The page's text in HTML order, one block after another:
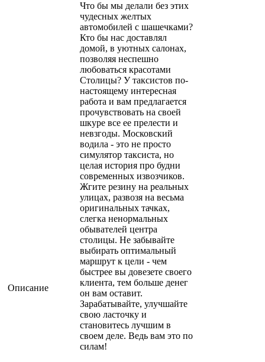
Описание
Что бы мы делали без этих
чудесных желтых
автомобилей с шашечками?
Кто бы нас доставлял
домой, в уютных салонах,
позволяя неспешно
любоваться красотами
Столицы? У таксистов по-
настоящему интересная
работа и вам предлагается
прочувствовать на своей
шкуре все ее прелести и
невзгоды. Московский
водила - это не просто
симулятор таксиста, но
целая история про будни
современных извозчиков.
Жгите резину на реальных
улицах, развозя на весьма
оригинальных тачках,
слегка ненормальных
обывателей центра
столицы. Не забывайте
выбирать оптимальный
маршрут к цели - чем
быстрее вы довезете своего
клиента, тем больше денег
он вам оставит.
Зарабатывайте, улучшайте
свою ласточку и
становитесь лучшим в
своем деле. Ведь вам это по
силам!